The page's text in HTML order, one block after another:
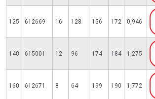
125 612669 16 128 156 172 0,946
140 615001 12 96 174 184 1,275
160 612671 8 64 199 190 1,772